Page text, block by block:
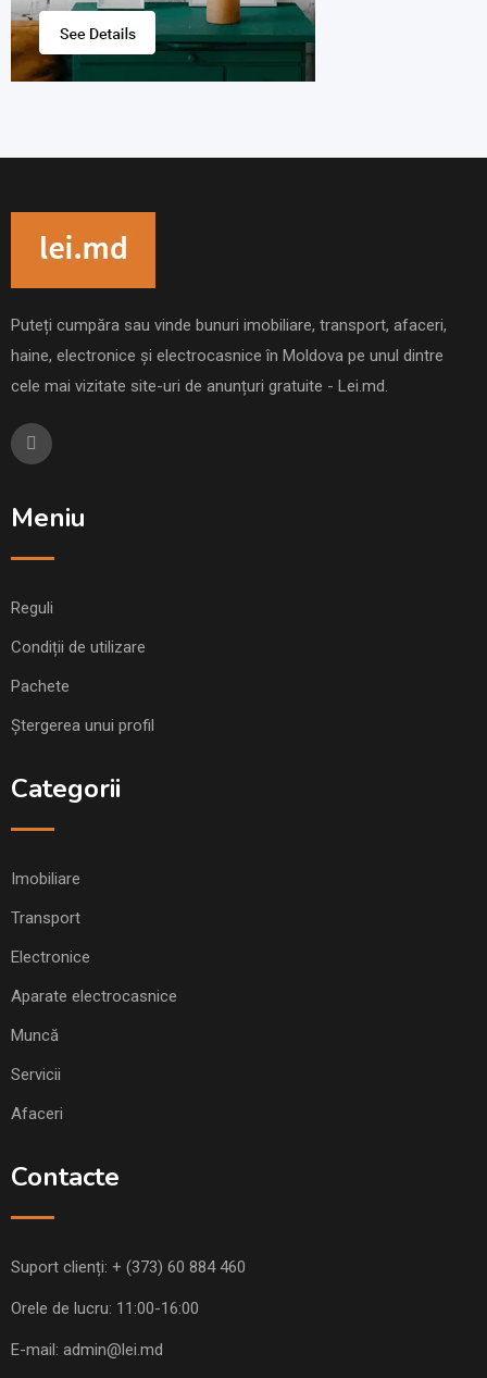
Puteți cumpăra sau vinde bunuri imobiliare, transport, afaceri,
haine, electronice și electrocasnice în Moldova pe unul dintre
cele mai vizitate site-uri de anunțuri gratuite - Lei.md.
Meniu
Reguli
Condiții de utilizare
Pachete
Ștergerea unui profil
Categorii
Imobiliare
Transport
Electronice
Aparate electrocasnice
Muncă
Servicii
Afaceri
Contacte
Suport clienți: + (373) 60 884 460
Orele de lucru: 11:00-16:00
E-mail: admin@lei.md